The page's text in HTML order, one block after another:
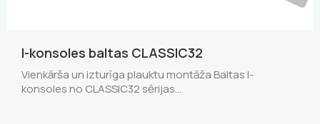
I-konsoles baltas CLASSIC32
Vienkārša un izturīga plauktu montāža Baltas I-
konsoles no CLASSIC32 sērijas…